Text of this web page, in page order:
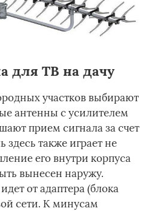
для ТВ на дачу
участков выбирают
антенны с усилителем
прием сигнала за счет
здесь также играет не
его внутри корпуса
вынесен наружу.
от адаптера (блока
сети. К минусам